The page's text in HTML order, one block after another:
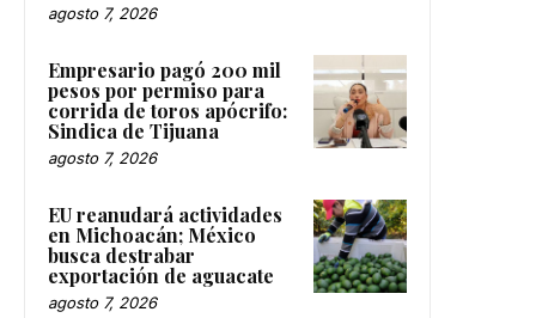
agosto 7, 2026
Empresario pagó 200 mil
pesos por permiso para
corrida de toros apócrifo:
Sindica de Tijuana
agosto 7, 2026
EU reanudará actividades
en Michoacán; México
busca destrabar
exportación de aguacate
agosto 7, 2026